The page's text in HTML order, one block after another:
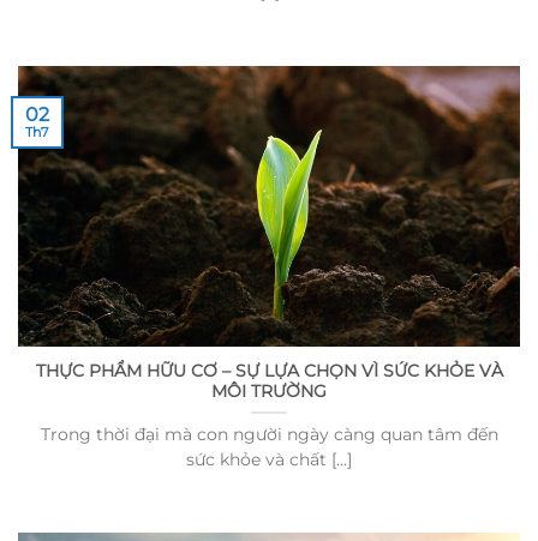
THỰC PHẨM HỮU CƠ – SỰ LỰA CHỌN VÌ SỨC KHỎE VÀ
MÔI TRƯỜNG
Trong thời đại mà con người ngày càng quan tâm đến
sức khỏe và chất [...]
02
Th7